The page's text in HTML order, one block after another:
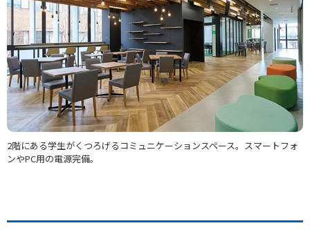
2階にある学生がくつろげるコミュニケーションスペース。スマートフォ
ンやPC用の電源完備。